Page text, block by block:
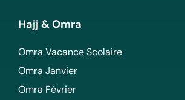
Hajj & Omra
Omra Vacance Scolaire
Omra Janvier
Omra Février